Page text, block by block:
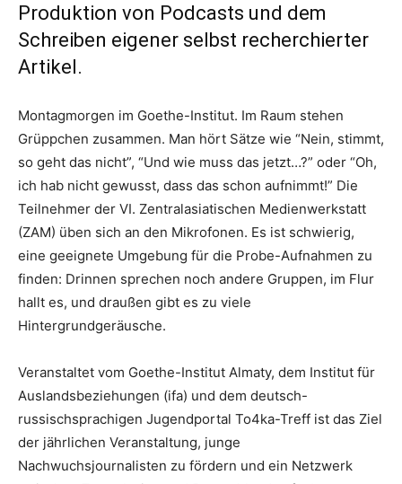
Produktion von Podcasts und dem
Schreiben eigener selbst recherchierter
Artikel.
Montagmorgen im Goethe-Institut. Im Raum stehen
Grüppchen zusammen. Man hört Sätze wie “Nein, stimmt,
so geht das nicht”, “Und wie muss das jetzt…?” oder “Oh,
ich hab nicht gewusst, dass das schon aufnimmt!” Die
Teilnehmer der VI. Zentralasiatischen Medienwerkstatt
(ZAM) üben sich an den Mikrofonen. Es ist schwierig,
eine geeignete Umgebung für die Probe-Aufnahmen zu
finden: Drinnen sprechen noch andere Gruppen, im Flur
hallt es, und draußen gibt es zu viele
Hintergrundgeräusche.
Veranstaltet vom Goethe-Institut Almaty, dem Institut für
Auslandsbeziehungen (ifa) und dem deutsch-
russischsprachigen Jugendportal To4ka-Treff ist das Ziel
der jährlichen Veranstaltung, junge
Nachwuchsjournalisten zu fördern und ein Netzwerk